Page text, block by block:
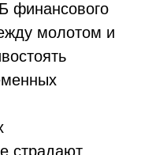
финансового
молотом и
страдают